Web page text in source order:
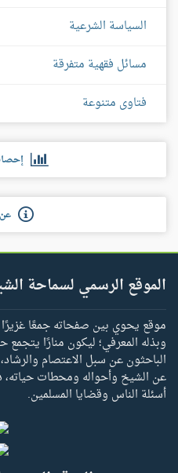
السياسة الشرعية
مسائل فقهية متفرقة
فتاوى متنوعة
الموقع الرسمي لسماحة
موقع يحوي بين صفحاته جمعًا
وبذله المعرفي؛ ليكون منارًا يتجمع
الباحثون عن سبل الاعتصام
عن الشيخ وأحواله ومحطات حياته،
أسئلة الناس وقضايا المسلمين.